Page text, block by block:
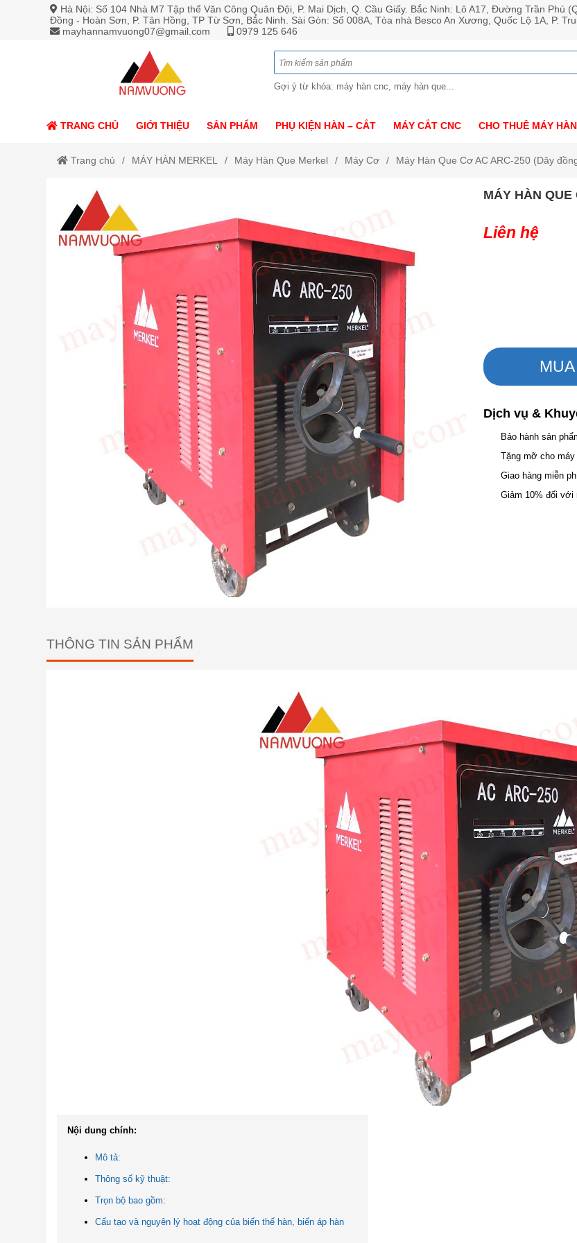
Hà Nội: Số 104 Nhà M7 Tập thể Văn Công Quân Đội, P. Mai Dịch, Q. Cầu Giấy. Bắc Ninh: Lô A17, Đường Trần Phú
Đồng - Hoàn Sơn, P. Tân Hồng, TP Từ Sơn, Bắc Ninh. Sài Gòn: Số 008A, Tòa nhà Besco An Xương, Quốc Lộ 1A, P.
mayhannamvuong07@gmail.com
0979 125 646
Gợi ý từ khóa: máy hàn cnc, máy hàn que...
TRANG CHỦ GIỚI THIỆU SẢN PHẨM PHỤ KIỆN HÀN – CẮT MÁY CẮT CNC CHO THUÊ MÁY HÀN
Trang chủ MÁY HÀN MERKEL Máy Hàn Que Merkel Máy Cơ Máy Hàn Que Cơ AC ARC-250 (Dây
MÁY HÀN
Liên hệ
Dịch vụ &
Bảo hành sản
Tặng mỡ cho
Giao hàng miễn
Giảm 10% đối
THÔNG TIN SẢN PHẨM
Nội dung chính:
Mô tả:
Thông số kỹ thuật:
Trọn bộ bao gồm:
Cấu tạo và nguyên lý hoạt động của biến thế hàn, biến áp hàn